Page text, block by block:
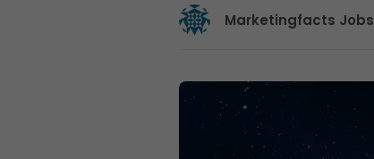
Marketingfacts Jobs